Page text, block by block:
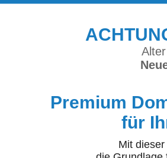
Premium
für
Mit